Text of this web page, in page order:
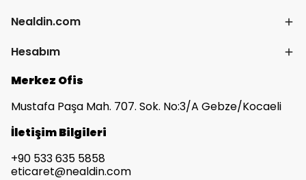
Nealdin.com
Hesabım
Merkez Ofis
Mustafa Paşa Mah. 707. Sok. No:3/A Gebze/Kocaeli
İletişim Bilgileri
+90 533 635 5858
eticaret@nealdin.com